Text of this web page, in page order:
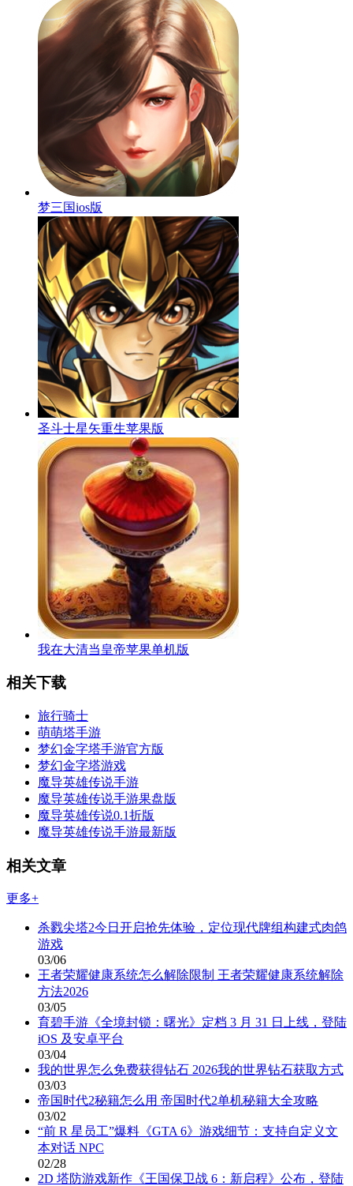
梦三国ios版
圣斗士星矢重生苹果版
我在大清当皇帝苹果单机版
相关下载
旅行骑士
萌萌塔手游
梦幻金字塔手游官方版
梦幻金字塔游戏
魔导英雄传说手游
魔导英雄传说手游果盘版
魔导英雄传说0.1折版
魔导英雄传说手游最新版
相关文章
更多+
杀戮尖塔2今日开启抢先体验，定位现代牌组构建式肉鸽
游戏
03/06
王者荣耀健康系统怎么解除限制 王者荣耀健康系统解除
方法2026
03/05
育碧手游《全境封锁：曙光》定档 3 月 31 日上线，登陆
iOS 及安卓平台
03/04
我的世界怎么免费获得钻石 2026我的世界钻石获取方式
03/03
帝国时代2秘籍怎么用 帝国时代2单机秘籍大全攻略
03/02
“前 R 星员工”爆料《GTA 6》游戏细节：支持自定义文
本对话 NPC
02/28
2D 塔防游戏新作《王国保卫战 6：新启程》公布，登陆